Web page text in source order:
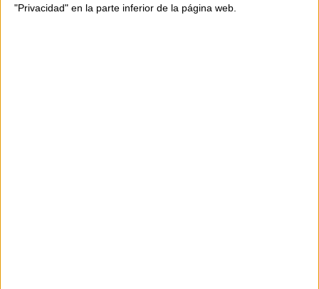
"Privacidad" en la parte inferior de la página web.